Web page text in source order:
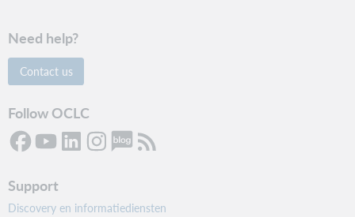
Need help?
Contact us
Follow OCLC
Support
Discovery en informatiediensten